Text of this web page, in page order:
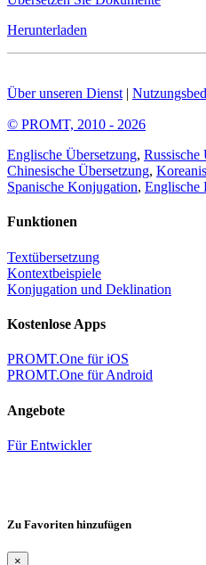
Herunterladen
Über unseren Dienst |
© PROMT, 2010 - 2026
Englische Übersetzung, Russische
Chinesische Übersetzung,
Spanische Konjugation, Englische
Funktionen
Textübersetzung
Kontextbeispiele
Konjugation und Deklination
Kostenlose Apps
PROMT.One für iOS
PROMT.One für Android
Angebote
Für Entwickler
Zu Favoriten hinzufügen
×